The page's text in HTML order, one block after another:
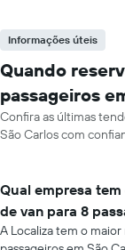
Informações úteis
Quando
passageiros
Confira as últimas
São Carlos com
Qual empresa
de van para 8
A Localiza tem o